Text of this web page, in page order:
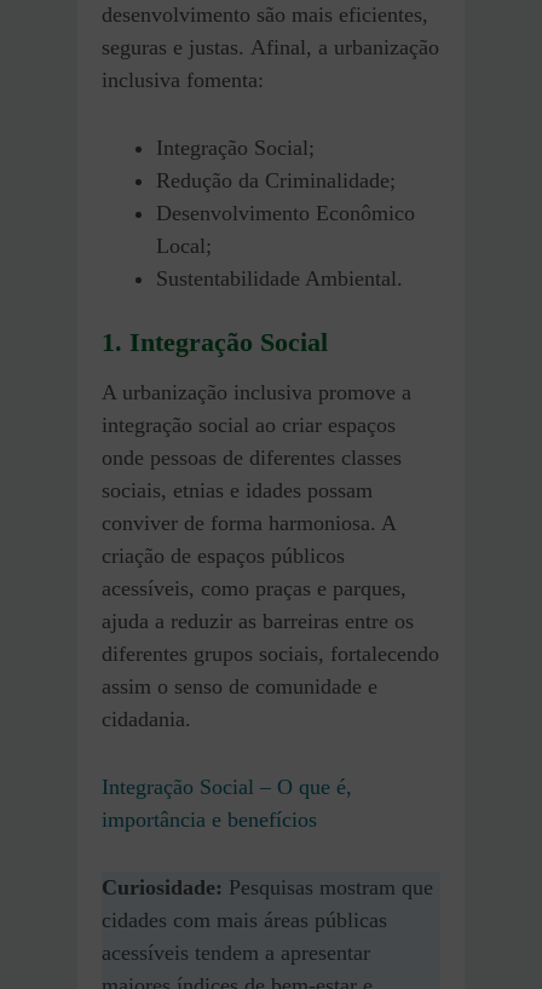
desenvolvimento são mais eficientes,
seguras e justas. Afinal, a urbanização
inclusiva fomenta:
Integração Social;
Redução da Criminalidade;
Desenvolvimento Econômico
Local;
Sustentabilidade Ambiental.
1. Integração Social
A urbanização inclusiva promove a
integração social ao criar espaços
onde pessoas de diferentes classes
sociais, etnias e idades possam
conviver de forma harmoniosa. A
criação de espaços públicos
acessíveis, como praças e parques,
ajuda a reduzir as barreiras entre os
diferentes grupos sociais, fortalecendo
assim o senso de comunidade e
cidadania.
Integração Social – O que é,
importância e benefícios
Curiosidade: Pesquisas mostram que
cidades com mais áreas públicas
acessíveis tendem a apresentar